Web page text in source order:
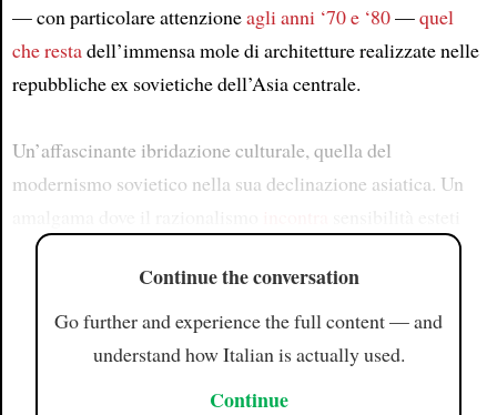
— con particolare attenzioneagli anni ‘70 e ‘80—quel
che restadell’immensa mole di architetture realizzate nelle
repubbliche ex sovietiche dell’Asia centrale.
Un’affascinante ibridazione culturale, quella del
modernismo sovietico nella sua declinazione asiatica. Un
Continue the conversation
Go further and experience the full content — and
understand how Italian is actually used.
Continue